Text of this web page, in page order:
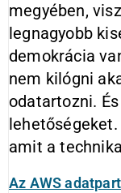
megyében,
legnagyobb
demokrácia
nem kilógni
odatartozni.
amit a
Az AWS